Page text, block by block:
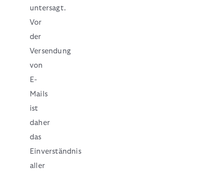
untersagt.
Vor
der
Versendung
von
E-
Mails
ist
daher
das
Einverständnis
aller